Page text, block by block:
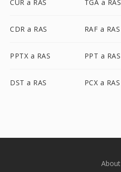
CUR a RAS TGA a RAS
CDR a RAS RAF a RAS
PPTX a RAS PPT a RAS
DST a RAS PCX a RAS
About